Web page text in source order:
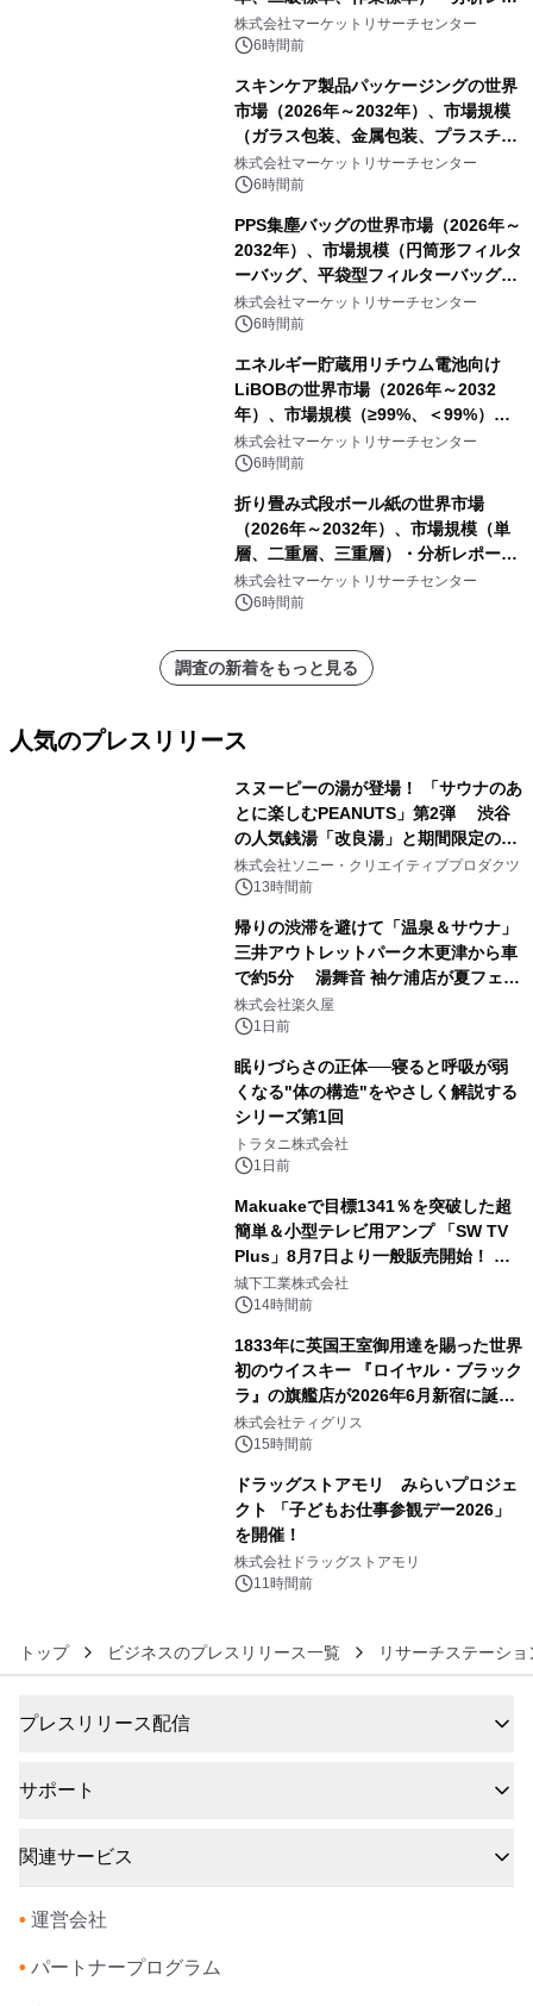
ートを発表
株式会社マーケットリサーチセンター
6時間前
スキンケア製品パッケージングの世界
市場（2026年～2032年）、市場規模
（ガラス包装、金属包装、プラスチッ
ク包装、その他）・分析レポートを発
表
株式会社マーケットリサーチセンター
6時間前
PPS集塵バッグの世界市場（2026年～
2032年）、市場規模（円筒形フィルタ
ーバッグ、平袋型フィルターバッグ、
プリーツフィルターバッグ、その
他）・分析レポートを発表
株式会社マーケットリサーチセンター
6時間前
エネルギー貯蔵用リチウム電池向け
LiBOBの世界市場（2026年～2032
年）、市場規模（≥99%、＜99%）・
分析レポートを発表
株式会社マーケットリサーチセンター
6時間前
折り畳み式段ボール紙の世界市場
（2026年～2032年）、市場規模（単
層、二重層、三重層）・分析レポート
を発表
株式会社マーケットリサーチセンター
6時間前
調査の新着をもっと見る
人気のプレスリリース
スヌーピーの湯が登場！ 「サウナのあ
とに楽しむPEANUTS」第2弾 渋谷
の人気銭湯「改良湯」と期間限定のコ
ラボレーション サウナイキタイコラ
ボグッズも発売決定！
株式会社ソニー・クリエイティブプロダクツ
13時間前
帰りの渋滞を避けて「温泉＆サウナ」
三井アウトレットパーク木更津から車
で約5分 湯舞音 袖ケ浦店が夏フェア
メニューを提供
株式会社楽久屋
1日前
眠りづらさの正体──寝ると呼吸が弱
くなる"体の構造"をやさしく解説する
シリーズ第1回
トラタニ株式会社
1日前
Makuakeで目標1341％を突破した超
簡単＆小型テレビ用アンプ 「SW TV
Plus」8月7日より一般販売開始！ ケ
ーブル1本つなぐだけ、テレビの音が
ぐっと豊かに
城下工業株式会社
14時間前
1833年に英国王室御用達を賜った世界
初のウイスキー 『ロイヤル・ブラック
ラ』の旗艦店が2026年6月新宿に誕
生 バカルディ ジャパンと連携した
没入型バー「BAR Arca」
株式会社ティグリス
15時間前
ドラッグストアモリ みらいプロジェ
クト 「子どもお仕事参観デー2026」
を開催！
株式会社ドラッグストアモリ
11時間前
トップ ビジネスのプレスリリース一覧 リサーチステーシ
プレスリリース配信
サポート
関連サービス
• 運営会社
• パートナープログラム